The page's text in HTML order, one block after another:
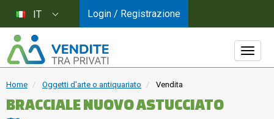
Home Oggetti d'arte o antiquariato Vendita
BRACCIALE NUOVO ASTUCCIATO
IT Login / Registrazione